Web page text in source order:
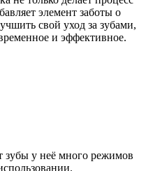
элемент заботы о
свой уход за зубами,
и эффективное.
зубы у неё много режимов